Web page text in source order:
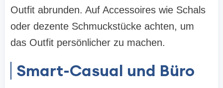
Outfit abrunden. Auf Accessoires wie Schals
oder dezente Schmuckstücke achten, um
das Outfit persönlicher zu machen.
Smart-Casual und Büro